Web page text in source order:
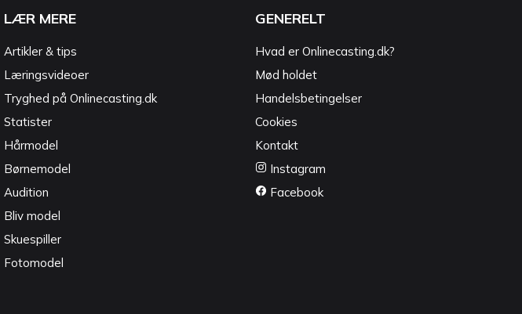
LÆR MERE
Artikler & tips
Læringsvideoer
Tryghed på Onlinecasting.dk
Statister
Hårmodel
Børnemodel
Audition
Bliv model
Skuespiller
Fotomodel
GENERELT
Hvad er Onlinecasting.dk?
Mød holdet
Handelsbetingelser
Cookies
Kontakt
Instagram
Facebook